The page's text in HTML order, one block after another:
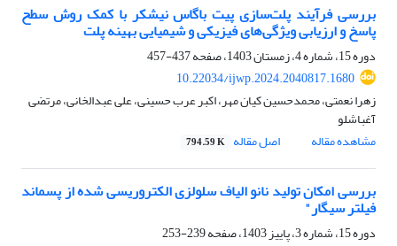
بررسی فرآیند پلت‌سازی پیت باگاس نیشکر با کمک روش سطح
پاسخ و ارزیابی ویژگی‌های فیزیکی و شیمیایی بهینه پلت
دوره 15، شماره 4، زمستان 1403، صفحه
437-457
10.22034/ijwp.2024.2040817.1680
زهرا نعمتی، محمدحسین کیان مهر، اکبر عرب حسینی، علی عبدالخانی، مرتضی
آغباشلو
مشاهده مقاله
اصل مقاله 794.59 K
بررسی امکان تولید نانو الیاف سلولزی الکتروریسی شده از پسماند
فیلتر سیگار"
دوره 15، شماره 3، پاییز 1403، صفحه
239-253